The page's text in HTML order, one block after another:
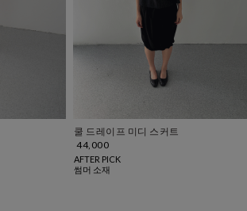
쿨 드레이프 미디 스커트
44,000
AFTER PICK
썸머 소재